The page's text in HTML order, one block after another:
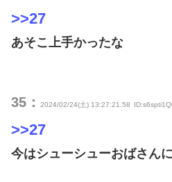
>>27
あそこ上手かったな
35： 2024/02/24(土) 13:27:21.58
>>27
今はシューシューおばさん